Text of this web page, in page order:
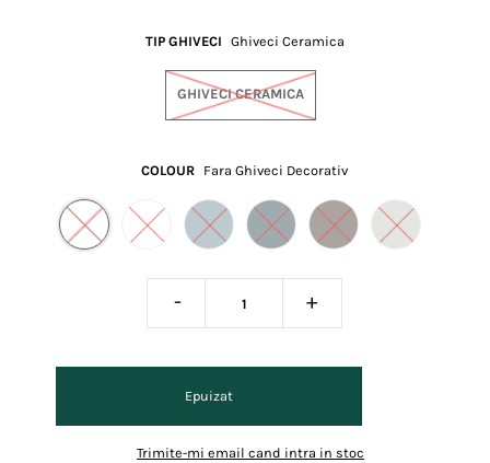
TIP GHIVECI Ghiveci Ceramica
GHIVECI CERAMICA
COLOUR Fara Ghiveci Decorativ
- +
Trimite-mi email cand intra in stoc